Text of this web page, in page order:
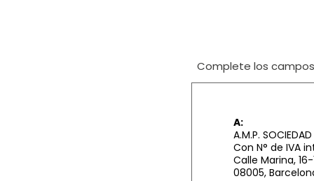
Complete los
A:
A.M.P.
Con N° de IVA
Calle Marina, 16-
08005,